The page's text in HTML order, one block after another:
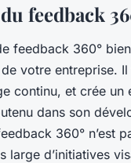
feedback
feedback 360°
votre entreprise.
continu, et crée
dans son
360° n’est
large d’initiatives